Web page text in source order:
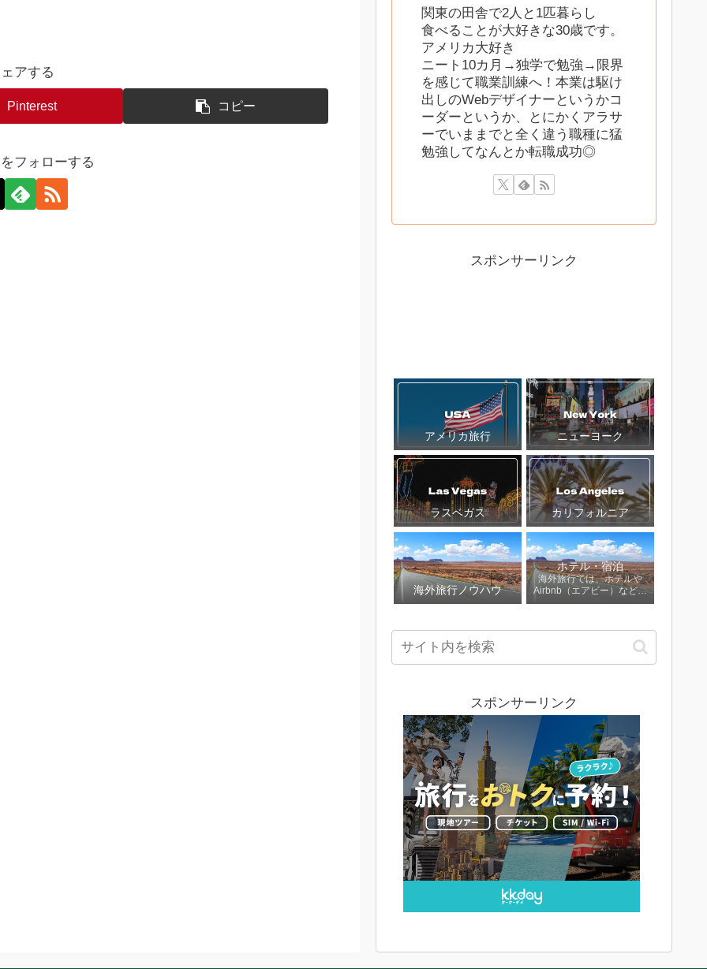
アする
Pinterest コピー
フォローする
関東の田舎で2人と1匹暮らし
食べることが大好きな30歳です。
アメリカ大好き
ニート10カ月→独学で勉強→限界
を感じて職業訓練へ！本業は駆け
出しのWebデザイナーというかコ
ーダーというか、とにかくアラサ
ーでいままでと全く違う職種に猛
勉強してなんとか転職成功◎
スポンサーリンク
アメリカ旅行 ニューヨーク
ラスベガス カリフォルニア
海外旅行ノウハウ
ホテル・宿泊
海外旅行では、ホテルや
Airbnb（エアビー）など宿
泊先の選び方で旅の満足度
ホテルやAirbnbの活用方
法、エリアごとの選び方、
予約のコツなどをまとめて
のバランス、安く予約する
方法なども解説しているの
で、「どこに泊まればいい
か分からない」という方に
も役立つ内容です。 ホテ
ル・Airbnbそれぞれの特徴
を…
スポンサーリンク